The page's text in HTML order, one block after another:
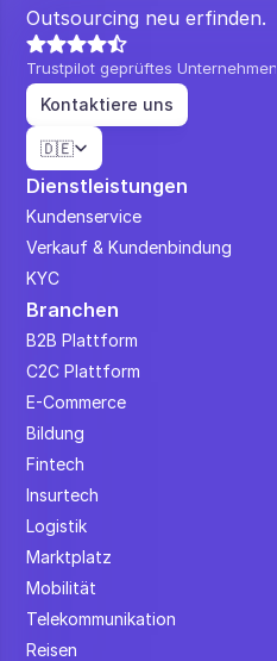
Outsourcing neu erfinden.
Trustpilot geprüftes Unternehmen
Kontaktiere uns
Select Language
🇩🇪
Dienstleistungen
Kundenservice
Verkauf & Kundenbindung
KYC
Branchen
B2B Plattform
C2C Plattform
E-Commerce
Bildung
Fintech
Insurtech
Logistik
Marktplatz
Mobilität
Telekommunikation
Reisen